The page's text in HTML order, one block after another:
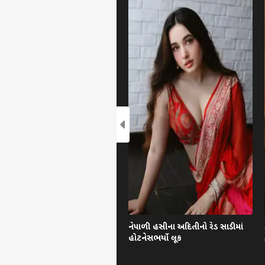
નેપાળી હસીના અદિતીનો રેડ સાડીમાં
હોટનેસભર્યો લૂક